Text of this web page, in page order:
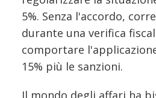
5%. Senza l'accordo,
durante una verifica
comportare
15% più le sanzioni.
Il mondo degli affari ha